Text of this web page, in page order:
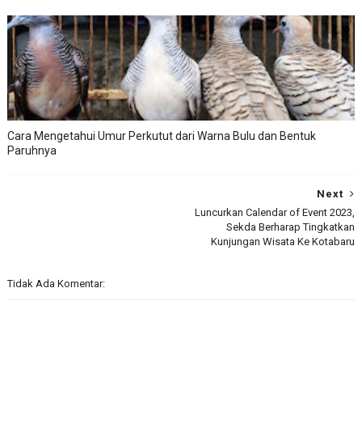
Cara Mengetahui Umur Perkutut dari Warna Bulu dan Bentuk
Paruhnya
Next
Luncurkan Calendar of Event 2023,
Sekda Berharap Tingkatkan
Kunjungan Wisata Ke Kotabaru
Tidak Ada Komentar: